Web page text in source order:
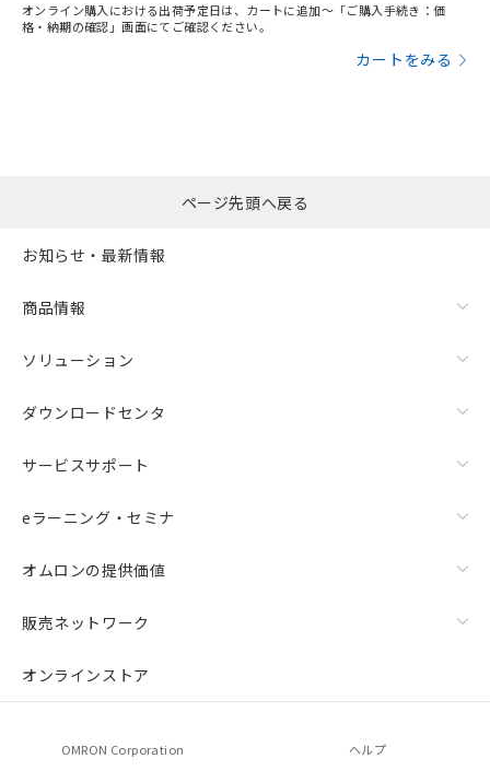
オンライン購入における出荷予定日は、カートに追加～「ご購入手続き：価
格・納期の確認」画面にてご確認ください。
カートをみる
ページ先頭へ戻る
お知らせ・最新情報
商品情報
ソリューション
ダウンロードセンタ
サービスサポート
eラーニング・セミナ
オムロンの提供価値
販売ネットワーク
オンラインストア
OMRON Corporation ヘルプ